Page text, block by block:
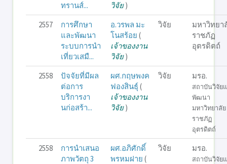
ทรานส์...
วิจัย)
2557
การศึกษา
และพัฒนา
ระบบการนำ
เที่ยวเสมื...
อ.วรพล มะ
โนสร้อย (
เจ้าของงาน
วิจัย)
วิจัย
มหาวิทยา
ราชภัฏ
อุตรดิตถ์
2558
ปัจจัยที่มีผล
ต่อการ
บริการงา
นก่อสร้า...
ผศ.กฤษพงค
ฟองสินธุ์(
เจ้าของงาน
วิจัย)
วิจัย มรอ.
สถาบันวิจัย
พัฒนา
มหาวิทยาลัย
ราชภัฏ
อุตรดิตถ์
2558
การนำเสนอ
ภาพวัตถุ 3
ผศ.อภิศักดิ์
พรหมฝาย (
วิจัย มรอ.
สถาบันวิจัย